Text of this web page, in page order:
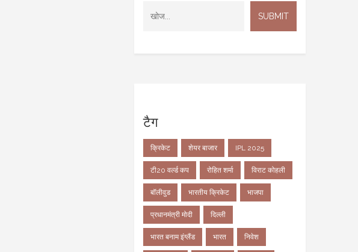
टैग
क्रिकेट शेयर बाजार IPL 2025
टी20 वर्ल्ड कप रोहित शर्मा विराट कोहली
बॉलीवुड भारतीय क्रिकेट भाजपा
प्रधानमंत्री मोदी दिल्ली
भारत बनाम इंग्लैंड भारत निवेश